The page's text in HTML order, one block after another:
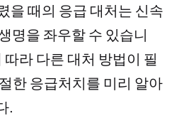
렸을 때의 응급 대처는 신속
명을 좌우할 수 있습니
라 다른 대처 방법이 필
한 응급처치를 미리 알아
.